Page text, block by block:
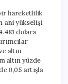
Yatırımcılar
İçin
Kritik
Hafta
için
hareketlilik
ani yükselişi
dolara
altın
altın yüzde
0,05 artışla